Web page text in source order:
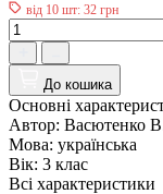
від 10 шт: 32 грн
До кошика
Основні
Автор: Васютенко
Мова: українська
Вік: 3 клас
Всі характеристики